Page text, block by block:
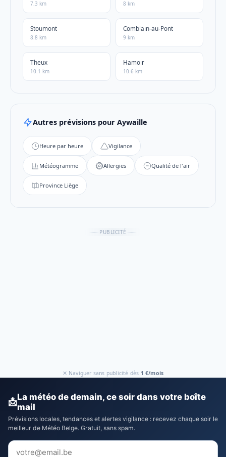
7.3 km 8 km
Stoumont
8.8 km
Comblain-au-Pont
9 km
Theux
10.1 km
Hamoir
10.6 km
Autres prévisions pour Aywaille
Heure par heure Vigilance
Météogramme Allergies Qualité de l'air
Province Liège
PUBLICITÉ
✕ Naviguer sans publicité dès 1 €/mois
📩La météo de demain, ce soir dans votre boîte
mail
Prévisions locales, tendances et alertes vigilance : recevez chaque soir le
meilleur de Météo Belge. Gratuit, sans spam.